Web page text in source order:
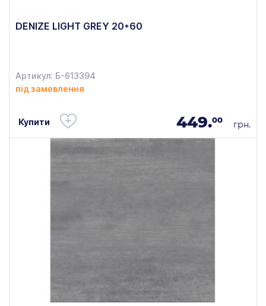
DENIZE LIGHT GREY 20*60
Артикул: Б-613394
під замовлення
Купити 449.00 грн.